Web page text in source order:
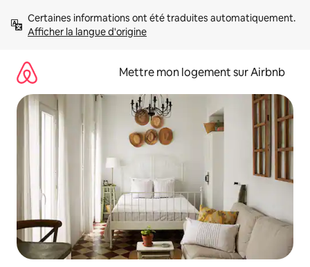
directement
Afficher la langue d'origine
Mettre mon logement sur Airbnb